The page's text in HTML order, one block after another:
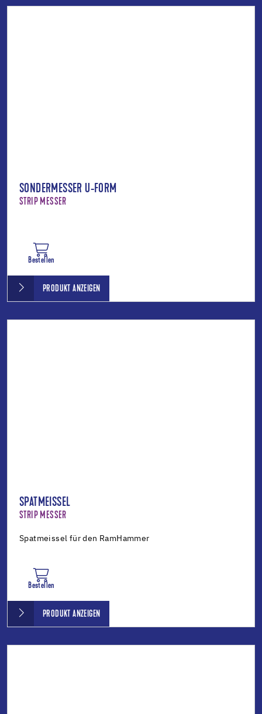
SONDERMESSER U-FORM
STRIP MESSER
Bestellen
PRODUKT ANZEIGEN
SPATMEISSEL
STRIP MESSER
Spatmeissel für den RamHammer
Bestellen
PRODUKT ANZEIGEN